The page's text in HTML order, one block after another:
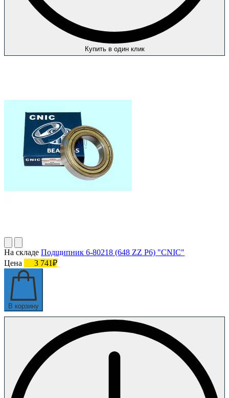
Купить в один клик
На складе Подшипник 6-80218 (648 ZZ P6) "CNIC"
Цена
3 741₽
В корзину